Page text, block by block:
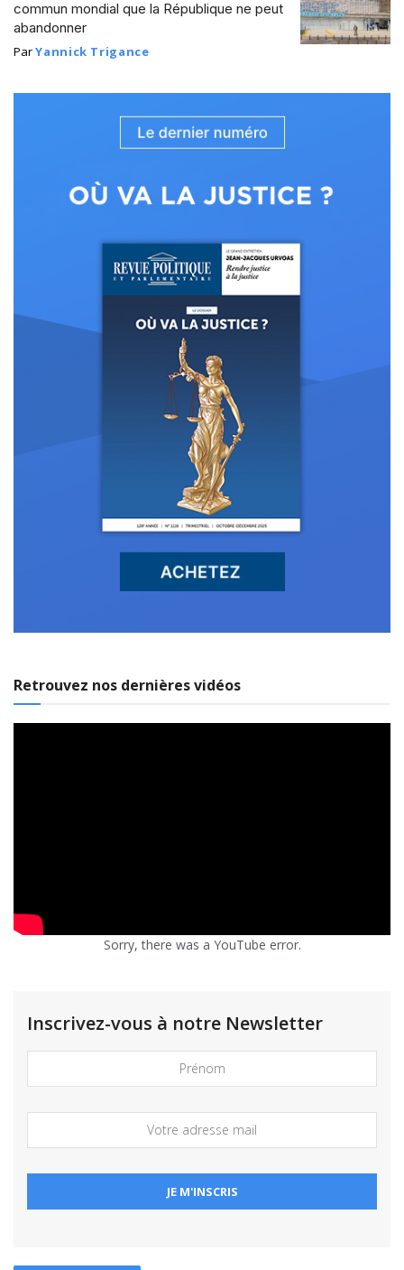
commun mondial que la République ne peut
abandonner
ParYannick Trigance
Retrouvez nos dernières vidéos
Sorry, there was a YouTube error.
Inscrivez-vous à notre Newsletter